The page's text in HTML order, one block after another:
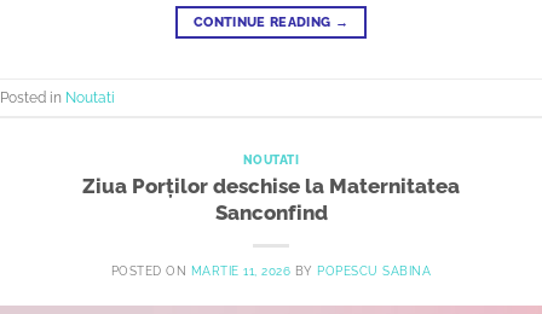
CONTINUE READING →
Posted in Noutati
NOUTATI
Ziua Porților deschise la Maternitatea
Sanconfind
POSTED ON MARTIE 11, 2026 BY POPESCU SABINA